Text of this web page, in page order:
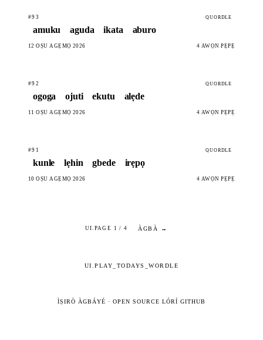
#93 QUORDLE
amuku aguda ikata aburo
12 OṢÙ AGẸMỌ 2026 4 AWỌN PẸPẸ
#92 QUORDLE
ogoga ojuti ekutu alẹde
11 OṢÙ AGẸMỌ 2026 4 AWỌN PẸPẸ
#91 QUORDLE
kunle lẹhin gbede irẹpọ
10 OṢÙ AGẸMỌ 2026 4 AWỌN PẸPẸ
UI.PAGE 1 / 4 ÀGBÀ →
UI.PLAY_TODAYS_WORDLE
ÌṢIRÒ ÀGBÁYÉ · OPEN SOURCE LÓRÍ GITHUB